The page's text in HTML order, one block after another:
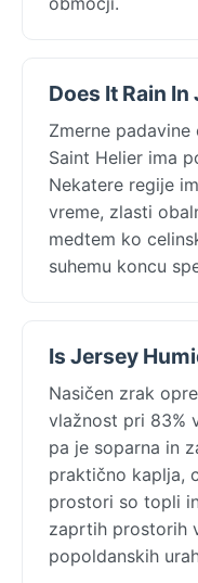
Does It Rain
Zmerne
Saint Helier ima
Nekatere regije
vreme, zlasti
medtem ko
suhemu koncu
Is Jersey
Nasičen zrak
vlažnost pri 83%
pa je soparna in
praktično kaplja,
prostori so topli
zaprtih prostorih
popoldanskih